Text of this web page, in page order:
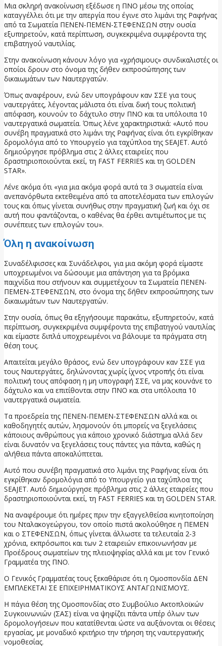
Μια σκληρή ανακοίνωση εξέδωσε η ΠΝΟ μέσω της οποίας
καταγγέλλει ότι με την απεργία που έγινε στο λιμάνι της Ραφήνας
από τα Σωματεία ΠΕΝΕΝ-ΠΕΜΕΝ-ΣΤΕΦΕΝΣΩΝ στην ουσία
εξυπηρετούν, κατά περίπτωση, συγκεκριμένα συμφέροντα της
επιβατηγού ναυτιλίας.
Στην ανακοίνωση κάνουν λόγο για «χρήσιμους» συνδικαλιστές οι
οποίοι δρουν στο όνομα της δήθεν εκπροσώπησης των
δικαιωμάτων των Ναυτεργατών.
Όπως αναφέρουν, ενώ δεν υπογράφουν καν ΣΣΕ για τους
ναυτεργάτες, λέγοντας μάλιστα ότι είναι δική τους πολιτική
απόφαση, κουνούν το δάχτυλο στην ΠΝΟ και τα υπόλοιπα 10
ναυτεργατικά σωματεία. Όπως λένε χαρακτηριστικά: «Αυτό που
συνέβη πραγματικά στο λιμάνι της Ραφήνας είναι ότι εγκρίθηκαν
δρομολόγια από το Υπουργείο για ταχύπλοα της SEAJET. Αυτό
δημιούργησε πρόβλημα στις 2 άλλες εταιρείες που
δραστηριοποιούνται εκεί, τη FAST FERRIES και τη GOLDEN
STAR».
Λένε ακόμα ότι «για μια ακόμα φορά αυτά τα 3 σωματεία είναι
ανεπανόρθωτα εκτεθειμένα από τα αποτελέσματα των επιλογών
τους και όπως γίνεται συνήθως στην πραγματική ζωή και όχι σε
αυτή που φαντάζονται, ο καθένας θα έρθει αντιμέτωπος με τις
συνέπειες των επιλογών του».
Όλη η ανακοίνωση
Συναδέλφισσες και Συνάδελφοι, για μια ακόμη φορά είμαστε
υποχρεωμένοι να δώσουμε μια απάντηση για τα βρόμικα
παιχνίδια που στήνουν και συμμετέχουν τα Σωματεία ΠΕΝΕΝ-
ΠΕΜΕΝ-ΣΤΕΦΕΝΣΩΝ, στο όνομα της δήθεν εκπροσώπησης των
δικαιωμάτων των Ναυτεργατών.
Στην ουσία, όπως θα εξηγήσουμε παρακάτω, εξυπηρετούν, κατά
περίπτωση, συγκεκριμένα συμφέροντα της επιβατηγού ναυτιλίας
και είμαστε διπλά υποχρεωμένοι να βάλουμε τα πράγματα στη
θέση τους.
Απαιτείται μεγάλο θράσος, ενώ δεν υπογράφουν καν ΣΣΕ για
τους Ναυτεργάτες, δηλώνοντας χωρίς ίχνος ντροπής ότι είναι
πολιτική τους απόφαση η μη υπογραφή ΣΣΕ, να μας κουνάνε το
δάχτυλο και να επιτίθονται στην ΠΝΟ και στα υπόλοιπα 10
ναυτεργατικά σωματεία.
Τα προεδρεία της ΠΕΝΕΝ-ΠΕΜΕΝ-ΣΤΕΦΕΝΣΩΝ αλλά και οι
καθοδηγητές αυτών, λησμονούν ότι μπορείς να ξεγελάσεις
κάποιους ανθρώπους για κάποιο χρονικό διάστημα αλλά δεν
είναι δυνατόν να ξεγελάσεις τους πάντες για πάντα, καθώς η
αλήθεια πάντα αποκαλύπτεται.
Αυτό που συνέβη πραγματικά στο λιμάνι της Ραφήνας είναι ότι
εγκρίθηκαν δρομολόγια από το Υπουργείο για ταχύπλοα της
SEAJET. Αυτό δημιούργησε πρόβλημα στις 2 άλλες εταιρείες που
δραστηριοποιούνται εκεί, τη FAST FERRIES και τη GOLDEN STAR.
Να αναφέρουμε ότι ημέρες πριν την εξαγγελθείσα κινητοποίηση
του Νταλακογεώργου, τον οποίο πιστά ακολούθησε η ΠΕΜΕΝ
και ο ΣΤΕΦΕΝΣΩΝ, όπως γίνεται άλλωστε τα τελευταία 2-3
χρόνια, εκπρόσωποι και των 2 εταιρειών επικοινωνήσαν με
Προέδρους σωματείων της πλειοψηφίας αλλά και με τον Γενικό
Γραμματέα της ΠΝΟ.
Ο Γενικός Γραμματέας τους ξεκαθάρισε ότι η Ομοσπονδία ΔΕΝ
ΕΜΠΛΕΚΕΤΑΙ ΣΕ ΕΠΙΧΕΙΡΗΜΑΤΙΚΟΥΣ ΑΝΤΑΓΩΝΙΣΜΟΥΣ.
Η πάγια θέση της Ομοσπονδίας στο Συμβούλιο Ακτοπλοϊκών
Συγκοινωνιών (ΣΑΣ) είναι να ψηφίζει πάντα υπέρ όλων των
δρομολογήσεων που κατατίθενται ώστε να αυξάνονται οι θέσεις
εργασίας, με μοναδικό κριτήριο την τήρηση της ναυτεργατικής
νομοθεσίας.